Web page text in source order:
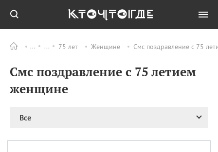
75 лет Женщине Смс поздравление с 75
Смс поздравление с 75 летием
женщине
Все
ПРАЗДНИКИ Все
06.08 Преображение
Господне у западных
Романа и Давида